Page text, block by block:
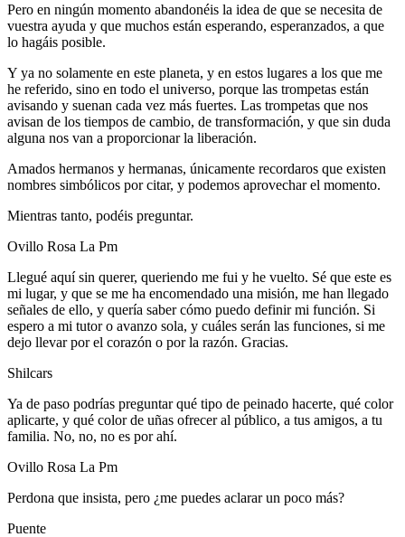
Pero en ningún momento abandonéis la idea de que se necesita de
vuestra ayuda y que muchos están esperando, esperanzados, a que
lo hagáis posible.
Y ya no solamente en este planeta, y en estos lugares a los que me
he referido, sino en todo el universo, porque las trompetas están
avisando y suenan cada vez más fuertes. Las trompetas que nos
avisan de los tiempos de cambio, de transformación, y que sin duda
alguna nos van a proporcionar la liberación.
Amados hermanos y hermanas, únicamente recordaros que existen
nombres simbólicos por citar, y podemos aprovechar el momento.
Mientras tanto, podéis preguntar.
Ovillo Rosa La Pm
Llegué aquí sin querer, queriendo me fui y he vuelto. Sé que este es
mi lugar, y que se me ha encomendado una misión, me han llegado
señales de ello, y quería saber cómo puedo definir mi función. Si
espero a mi tutor o avanzo sola, y cuáles serán las funciones, si me
dejo llevar por el corazón o por la razón. Gracias.
Shilcars
Ya de paso podrías preguntar qué tipo de peinado hacerte, qué color
aplicarte, y qué color de uñas ofrecer al público, a tus amigos, a tu
familia. No, no, no es por ahí.
Ovillo Rosa La Pm
Perdona que insista, pero ¿me puedes aclarar un poco más?
Puente